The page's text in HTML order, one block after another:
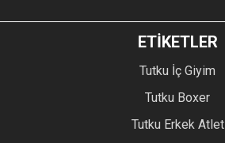
ETİKETLER
Tutku İç Giyim
Tutku Boxer
Tutku Erkek Atlet